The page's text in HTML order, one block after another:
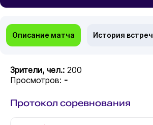
Описание матча История встреч
Зрители, чел.: 200
Просмотров: -
Протокол соревнования